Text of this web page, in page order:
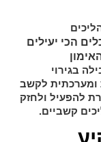
הכי יעילים
בגירוי
ומערכתית לקשב
להפעיל ולחזק
קשביים.